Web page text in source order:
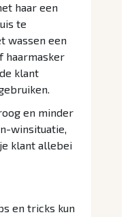
haar een
te
wassen een
haarmasker
klant
en minder
winsituatie,
klant allebei
en tricks kun